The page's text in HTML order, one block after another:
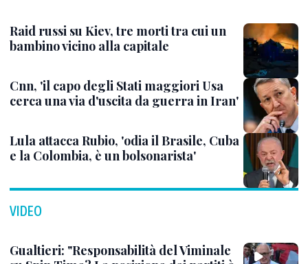
Raid russi su Kiev, tre morti tra cui un
bambino vicino alla capitale
Cnn, 'il capo degli Stati maggiori Usa
cerca una via d'uscita da guerra in Iran'
Lula attacca Rubio, 'odia il Brasile, Cuba
e la Colombia, è un bolsonarista'
VIDEO
Gualtieri: "Responsabilità del Viminale